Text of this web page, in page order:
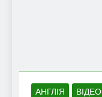
АНГЛІЯ ВІДЕО